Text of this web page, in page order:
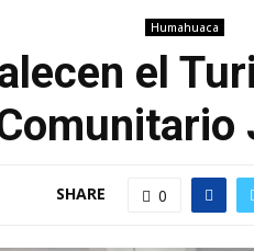
Humahuaca
el
SHARE 0